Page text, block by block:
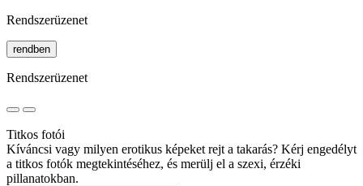
Rendszerüzenet
rendben
Rendszerüzenet
Titkos fotói
Kíváncsi vagy milyen erotikus képeket rejt a takarás? Kérj engedélyt
a titkos fotók megtekintéséhez, és merülj el a szexi, érzéki
pillanatokban.